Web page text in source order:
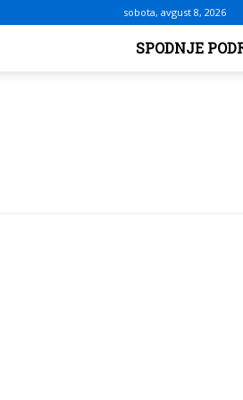
sobota, avgust 8, 2026
SPODNJE